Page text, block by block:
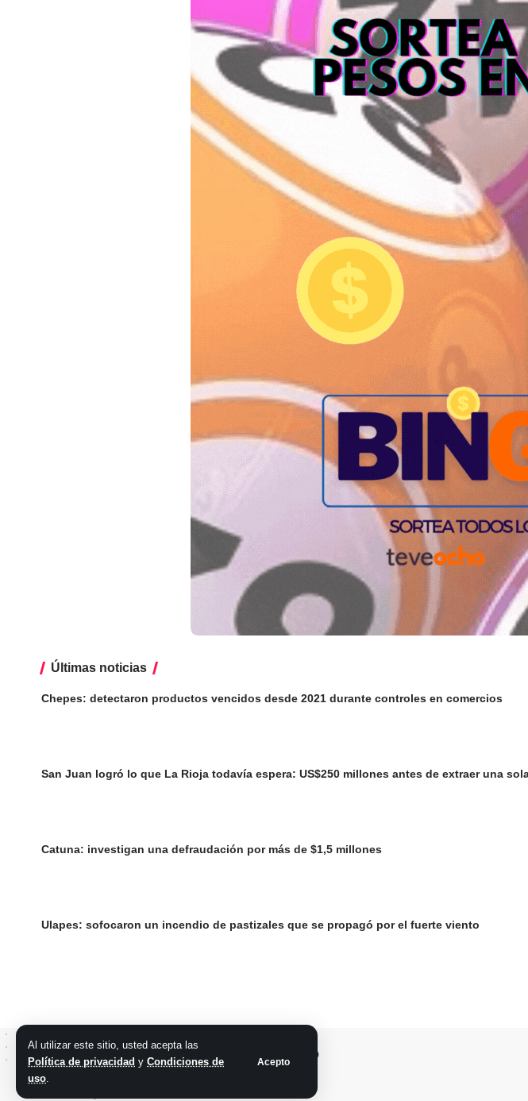
Al utilizar este sitio, usted acepta las
Política de privacidad y Condiciones de
uso.
Acepto
Últimas noticias
Chepes: detectaron productos vencidos desde 2021 durante controles en comercios
San Juan logró lo que La Rioja todavía espera: US$250 millones antes de extraer una
Catuna: investigan una defraudación por más de $1,5 millones
Ulapes: sofocaron un incendio de pastizales que se propagó por el fuerte viento